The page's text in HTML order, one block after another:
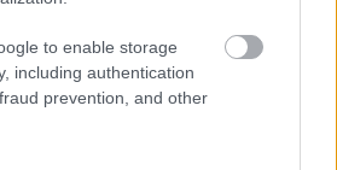
to enable storage
including authentication
prevention, and other
a hazai víziközművekről?
fél évszázados vezetéken
Bicske vízellátása